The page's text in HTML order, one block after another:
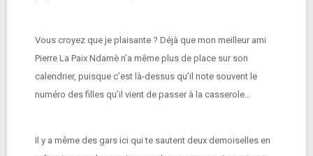
Vous croyez que je plaisante ? Déjà que mon meilleur ami
Pierre La Paix Ndamè n’a même plus de place sur son
calendrier, puisque c’est là-dessus qu’il note souvent le
numéro des filles qu’il vient de passer à la casserole…
Il y a même des gars ici qui te sautent deux demoiselles en